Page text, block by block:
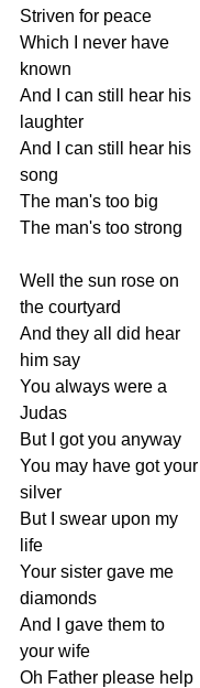
Striven for peace
Which
never have
known
And
can still hear his
laughter
And
can still hear his
song
The man's too big
The man's too strong
Well the sun rose on
the courtyard
And they all did hear
him say
You always were a
Judas
But
got you anyway
You may have got your
silver
But
swear upon my
life
Your sister gave me
diamonds
And
gave them to
your wife
Oh Father please help